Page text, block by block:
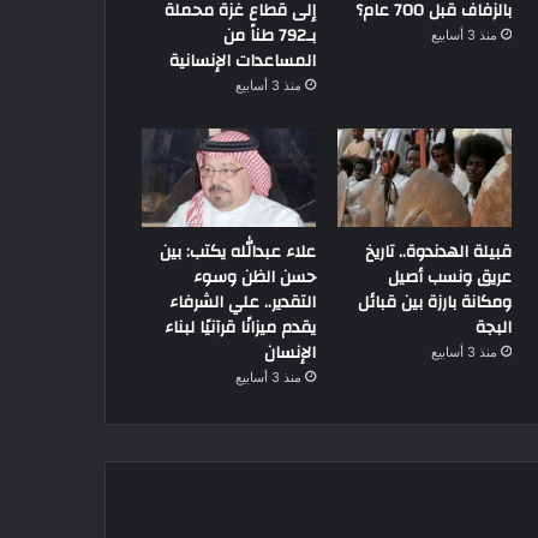
بالزفاف قبل 700 عام؟
منذ 3 أسابيع
إلى قطاع غزة محملة
بـ792 طناً من
المساعدات الإنسانية
منذ 3 أسابيع
قبيلة الهدندوة.. تاريخ
عريق ونسب أصيل
ومكانة بارزة بين قبائل
البجة
منذ 3 أسابيع
علاء عبدالله يكتب: بين
حسن الظن وسوء
التقدير.. علي الشرفاء
يقدم ميزانًا قرآنيًا لبناء
الإنسان
منذ 3 أسابيع